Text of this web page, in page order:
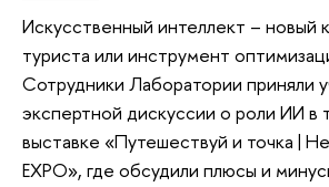
Искусственный интеллект – новый
туриста или инструмент
Сотрудники Лаборатории приняли
экспертной дискуссии о роли ИИ в
выставке «Путешествуй и точка |
EXPO», где обсудили плюсы и